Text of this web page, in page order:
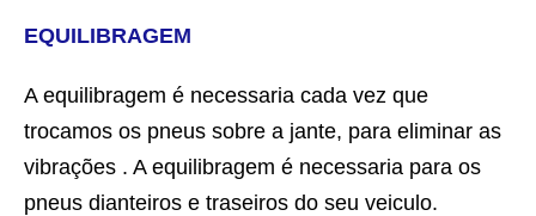
EQUILIBRAGEM
A equilibragem é necessaria cada vez que
trocamos os pneus sobre a jante, para eliminar as
vibrações . A equilibragem é necessaria para os
pneus dianteiros e traseiros do seu veiculo.